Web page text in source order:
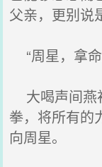
父亲，更别说
“周星，拿
大喝声间燕
拳，将所有的
向周星。